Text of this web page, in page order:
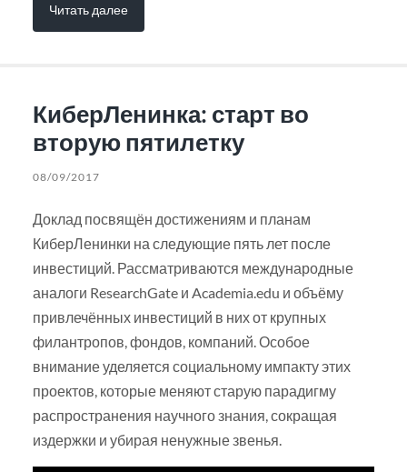
Читать далее
КиберЛенинка: старт во
вторую пятилетку
08/09/2017
Доклад посвящён достижениям и планам
КиберЛенинки на следующие пять лет после
инвестиций. Рассматриваются международные
аналоги ResearchGate и Academia.edu и объёму
привлечённых инвестиций в них от крупных
филантропов, фондов, компаний. Особое
внимание уделяется социальному импакту этих
проектов, которые меняют старую парадигму
распространения научного знания, сокращая
издержки и убирая ненужные звенья.